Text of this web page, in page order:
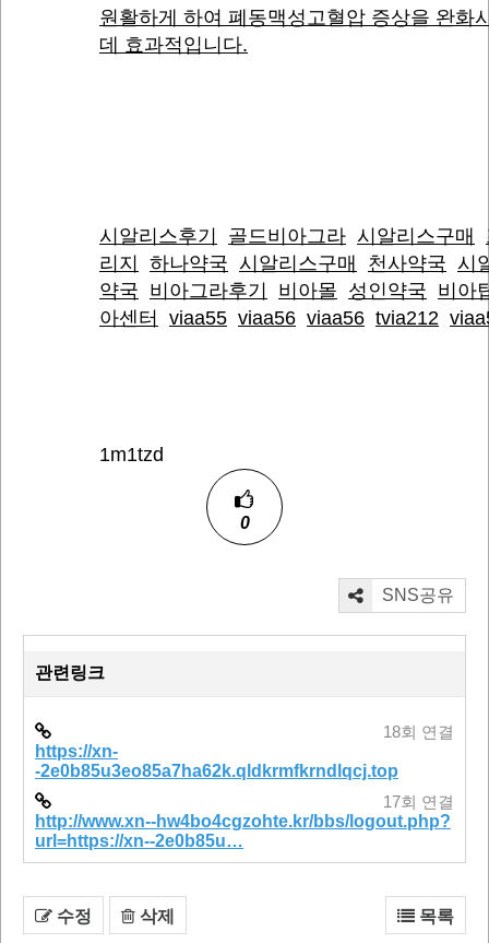
원활하게 하여 폐동맥성고혈압 증상을 완화
데 효과적입니다.
시알리스후기 골드비아그라 시알리스구매
리지
하나약국 시알리스구매 천사약국 시
약국 비아그라후기 비아몰 성인약국 비아
아센터
viaa55 viaa56 viaa56 tvia212
1m1tzd
0
SNS공유
관련링크
https://xn-
-2e0b85u3eo85a7ha62k.qldkrmfkrndlqcj.top
18회 연결
http://www.xn--hw4bo4cgzohte.kr/bbs/logout.php?
url=https://xn--2e0b85u…
17회 연결
수정 삭제 목록